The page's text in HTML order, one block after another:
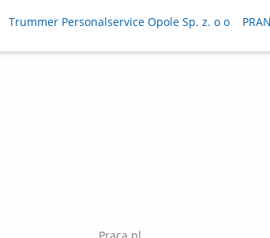
Trummer Personalservice Opole Sp. z. o o